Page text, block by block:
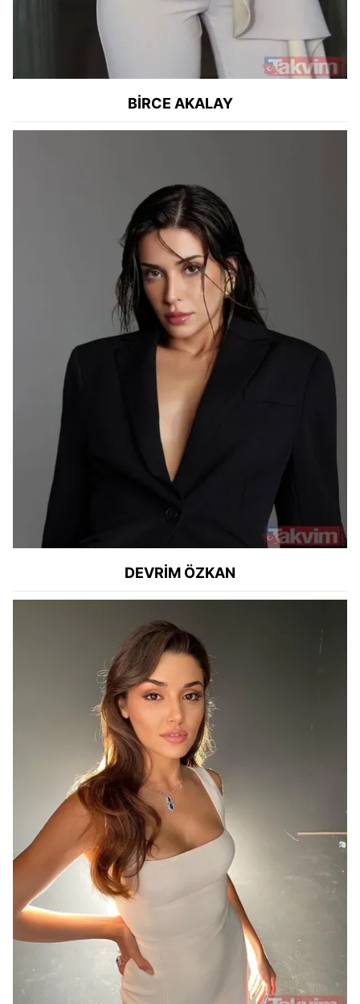
BİRCE AKALAY
DEVRİM ÖZKAN